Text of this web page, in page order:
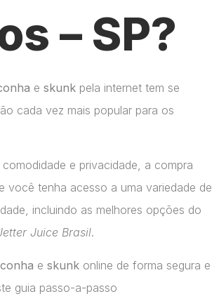
– SP?
e skunk pela internet tem se
cada vez mais popular para os
e privacidade, a compra
você tenha acesso a uma variedade de
incluindo as melhores opções do
Juice Brasil.
e skunk online de forma segura e
guia passo-a-passo